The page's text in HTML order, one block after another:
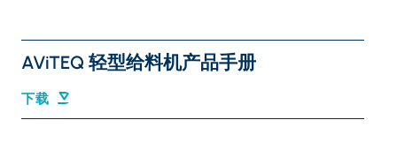
AViTEQ 轻型给料机产品手册
下载